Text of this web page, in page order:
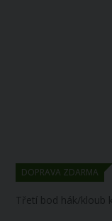
DOPRAVA ZDARMA
Třetí bod hák/kloub